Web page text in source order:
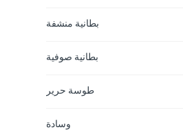
بطانية منشفة
بطانية صوفية
طوسة حرير
وسادة